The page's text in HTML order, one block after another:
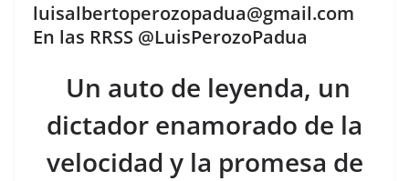
b
o
k
d
s
ar
tir
luisalbertoperozopadua@gmail.com
En las RRSS @LuisPerozoPadua
Un auto de leyenda, un
dictador enamorado de la
velocidad y la promesa de